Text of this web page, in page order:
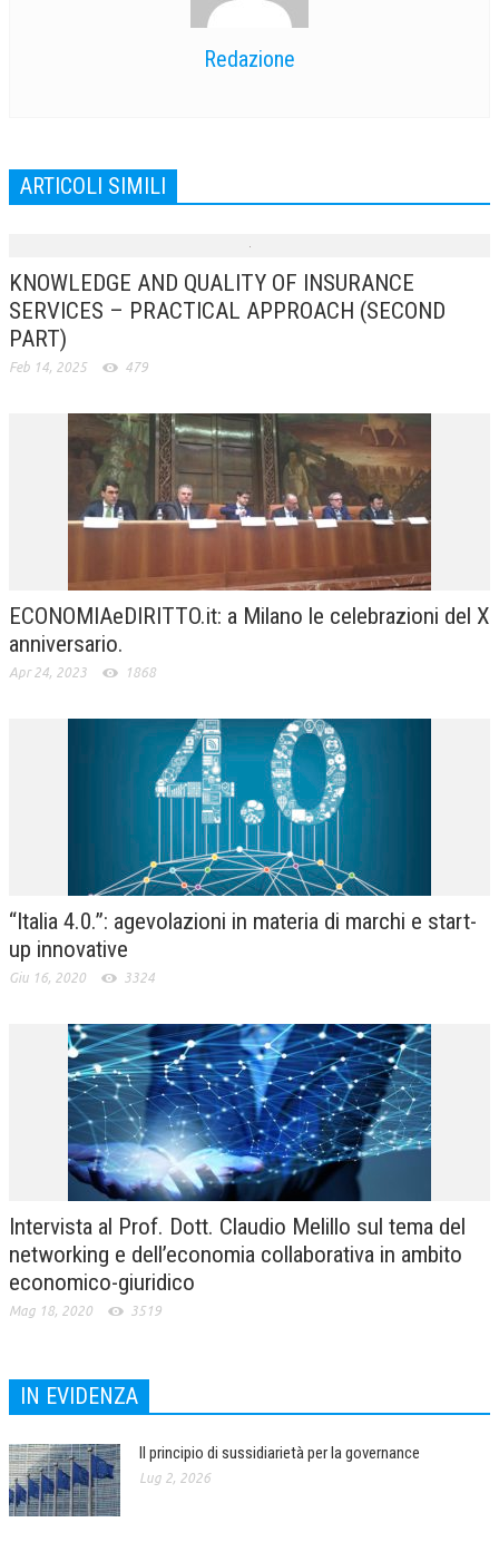
BOLLETTINO FINANZIAMENTI
DOCUMENTI
MANUALI E MONOGRAFIE
MATERIALE DIDATTICO
INVITI E PROMOZIONI
Redazione
ARTICOLI SIMILI
KNOWLEDGE AND QUALITY OF INSURANCE
SERVICES – PRACTICAL APPROACH (SECOND
PART)
Feb 14, 2025 479
ECONOMIAeDIRITTO.it: a Milano le celebrazioni del X
anniversario.
Apr 24, 2023 1868
“Italia 4.0.”: agevolazioni in materia di marchi e start-
up innovative
Giu 16, 2020 3324
Intervista al Prof. Dott. Claudio Melillo sul tema del
networking e dell’economia collaborativa in ambito
economico-giuridico
Mag 18, 2020 3519
IN EVIDENZA
Il principio di sussidiarietà per la governance
Lug 2, 2026